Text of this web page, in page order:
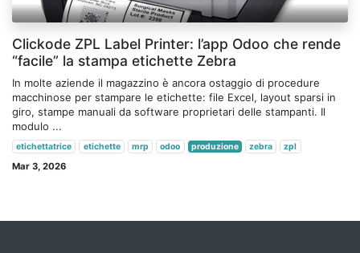
Clickode ZPL Label Printer: l’app Odoo che rende
“facile” la stampa etichette Zebra
In molte aziende il magazzino è ancora ostaggio di procedure
macchinose per stampare le etichette: file Excel, layout sparsi in
giro, stampe manuali da software proprietari delle stampanti. Il
modulo ...
etichettatrice etichette mrp odoo produzione zebra zpl
Mar 3, 2026